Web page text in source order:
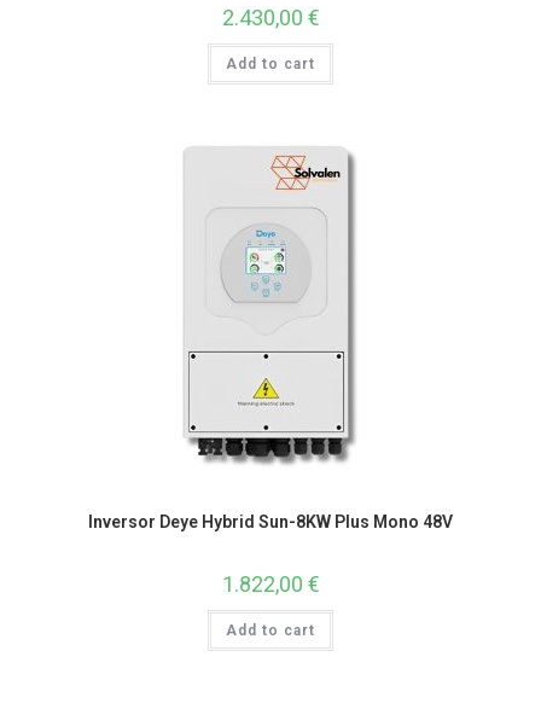
2.430,00 €
Add to cart
Inversor Deye Hybrid Sun-8KW Plus Mono 48V
1.822,00 €
Add to cart